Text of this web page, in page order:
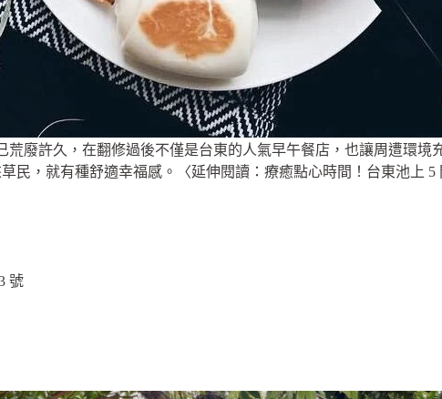
荒廢許久，在翻修過後不僅是台東的人氣早午餐店，也讓周遭環境
民，就有種舒適幸福感。〈延伸閱讀：療癒點心時間！台東池上
號